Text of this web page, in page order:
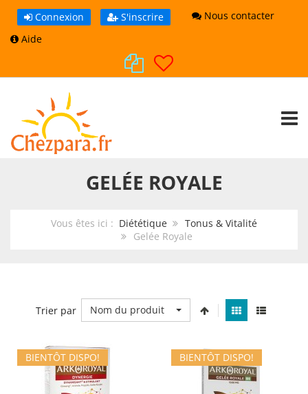
Connexion S'inscrire
Nous contacter
Aide
GELÉE ROYALE
Vous êtes ici : Diététique
Tonus & Vitalité
Gelée Royale
Trier par Nom du produit
BIENTÔT DISPO! BIENTÔT DISPO!